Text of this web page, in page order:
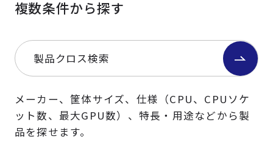
複数条件から探す
製品クロス検索
メーカー、筐体サイズ、仕様（CPU、CPUソケ
ット数、最大GPU数）、特長・用途などから製
品を探せます。